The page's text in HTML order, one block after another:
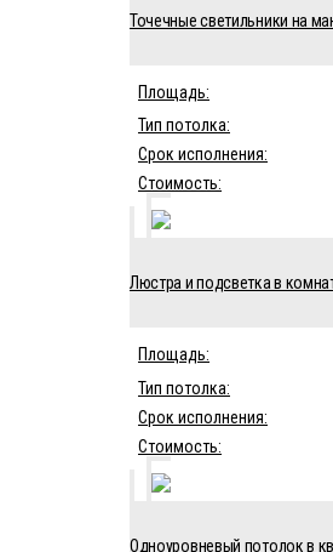
Точечные светильники на
Площадь:
Тип потолка:
Срок исполнения:
Стоимость:
Люстра и подсветка в
Площадь:
Тип потолка:
Срок исполнения:
Стоимость:
Одноуровневый потолок в